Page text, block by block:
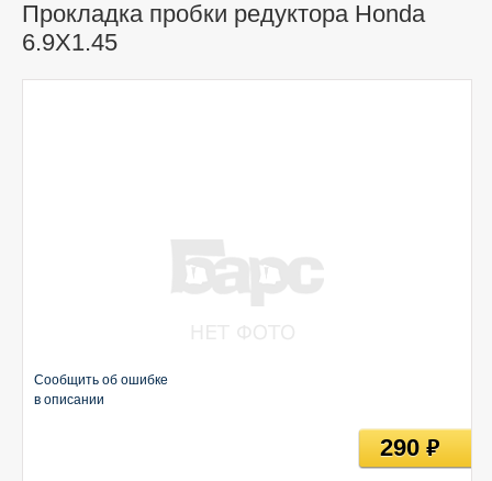
Прокладка пробки редуктора Honda
6.9X1.45
Сообщить об ошибке
в описании
290руб